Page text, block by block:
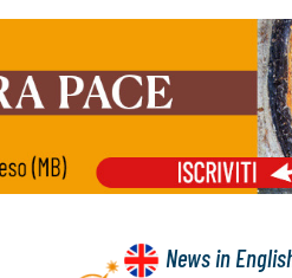
Newsin